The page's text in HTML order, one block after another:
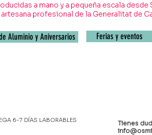
a mano y a pequeña escala desde
profesional de la Generalitat de
Aluminio y Aniversarios Ferias y eventos
6-7 DÍAS LABORABLES
Tienes